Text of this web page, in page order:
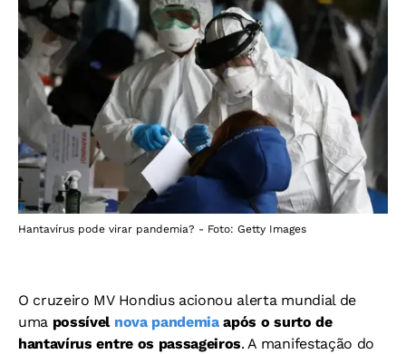
Hantavírus pode virar pandemia? - Foto: Getty Images
O cruzeiro MV Hondius acionou alerta mundial de
uma possível nova pandemiaapós o surto de
hantavírus entre os passageiros. A manifestação do